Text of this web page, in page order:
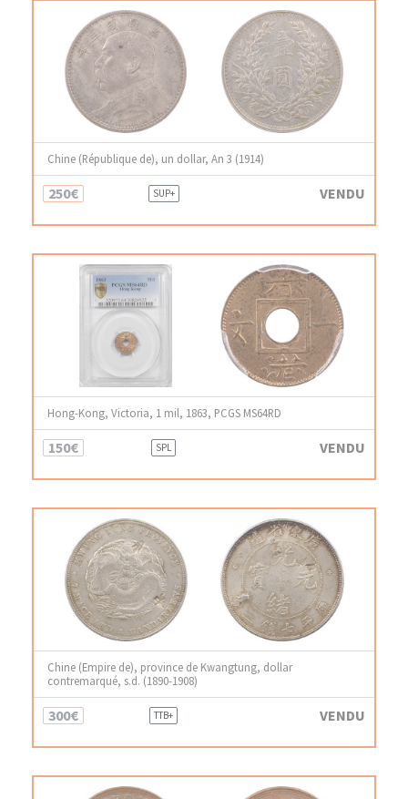
Chine (République de), un dollar, An 3 (1914)
250€ SUP+ VENDU
Hong-Kong, Victoria, 1 mil, 1863, PCGS MS64RD
150€ SPL VENDU
Chine (Empire de), province de Kwangtung, dollar
contremarqué, s.d. (1890-1908)
300€ TTB+ VENDU